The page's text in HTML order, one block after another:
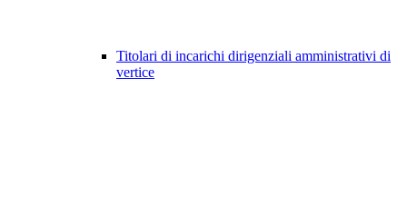
Titolari di incarichi dirigenziali amministrativi di
vertice